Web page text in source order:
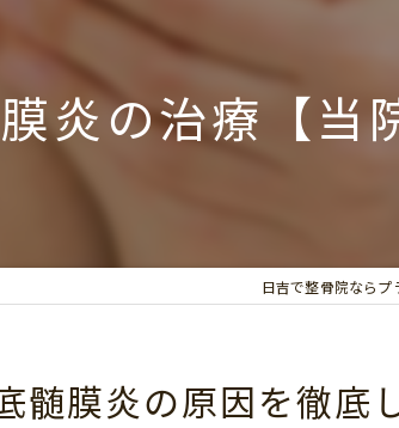
炎の治療【当
日吉で整骨院ならプ
髄膜炎の原因を徹底